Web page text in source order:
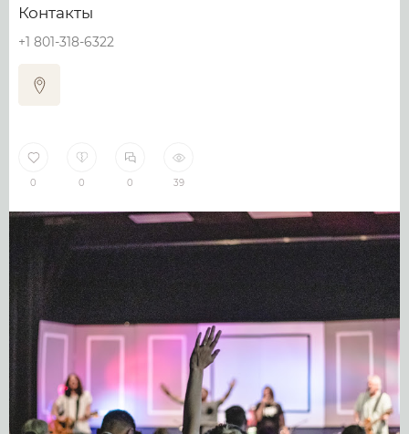
Контакты
+1 801-318-6322
0 0 0 39